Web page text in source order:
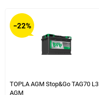
−22%
TOPLA AGM Stop&Go TAG70 L3
AGM